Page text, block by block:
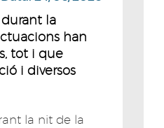
la
han
tot i que
i diversos
la nit de la